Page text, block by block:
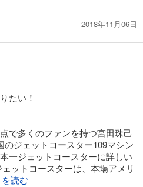
2018年11月06日
たい！
で多くのファンを持つ宮田珠己
ジェットコースター109マシン
一ジェットコースターに詳しい
ットコースターは、本場アメリ
を読む